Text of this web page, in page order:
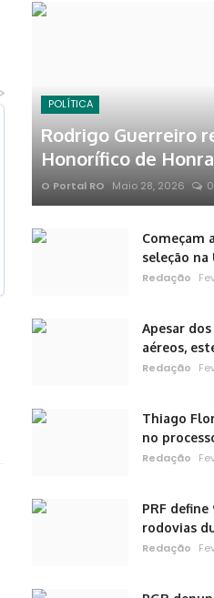
POLÍTICA
Rodrigo Guerreiro
Honorífico de Honra
O Portal RO Maio 28, 2026 0
Começam
seleção
Redação
Apesar
aéreos,
Redação
Thiago
no
Redação
PRF
rodovias
Redação